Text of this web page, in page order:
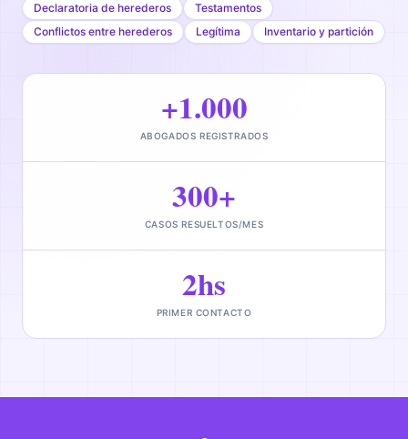
Declaratoria de herederos
Testamentos
Conflictos entre herederos
Legítima Inventario y partición
+1.000
ABOGADOS REGISTRADOS
300+
CASOS RESUELTOS/MES
2hs
PRIMER CONTACTO